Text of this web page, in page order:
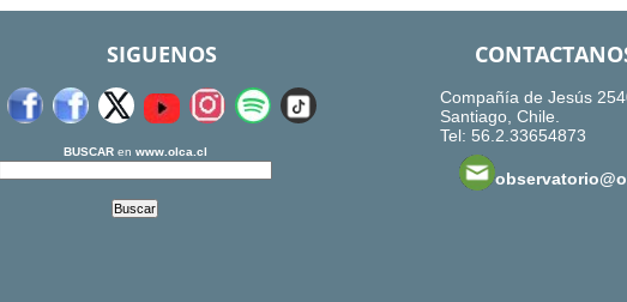
SIGUENOS
BUSCARen www.olca.cl
Compañía de Jesús
Santiago, Chile.
Tel: 56.2.33654873